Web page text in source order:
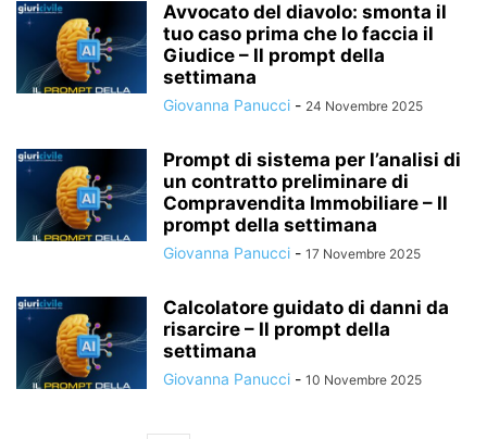
Avvocato del diavolo: smonta il
tuo caso prima che lo faccia il
Giudice – Il prompt della
settimana
Giovanna Panucci - 24 Novembre 2025
Prompt di sistema per l’analisi di
un contratto preliminare di
Compravendita Immobiliare – Il
prompt della settimana
Giovanna Panucci - 17 Novembre 2025
Calcolatore guidato di danni da
risarcire – Il prompt della
settimana
Giovanna Panucci - 10 Novembre 2025